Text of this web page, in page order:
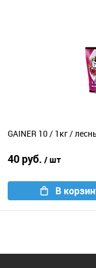
GAINER 10 / 1кг /
40 руб. / шт
В